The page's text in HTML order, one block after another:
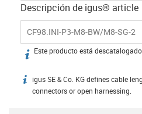
Descripción de igus® article
CF98.INI-P3-M8-BW/M8-SG-2
igus-icon-info
Este producto está descatalogado.
igus-icon-info
igus SE & Co. KG defines cable
connectors or open harnessing.